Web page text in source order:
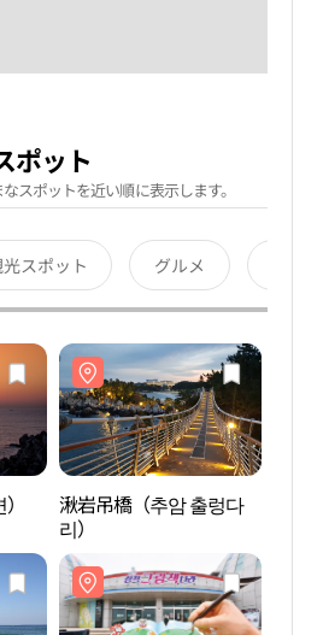
ポット
スポットを近い順に表示します。
スポット グルメ
湫岩吊橋（추암 출렁다
리）